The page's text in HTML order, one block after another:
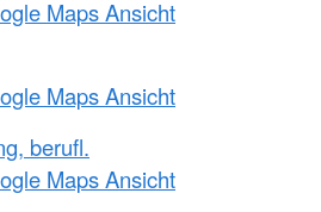
Maps Ansicht
Maps Ansicht
berufl.
Maps Ansicht